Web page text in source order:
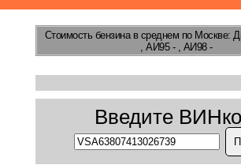
Стоимость бензинав среднем по Москве:
, АИ95 - , АИ98 -
Введите